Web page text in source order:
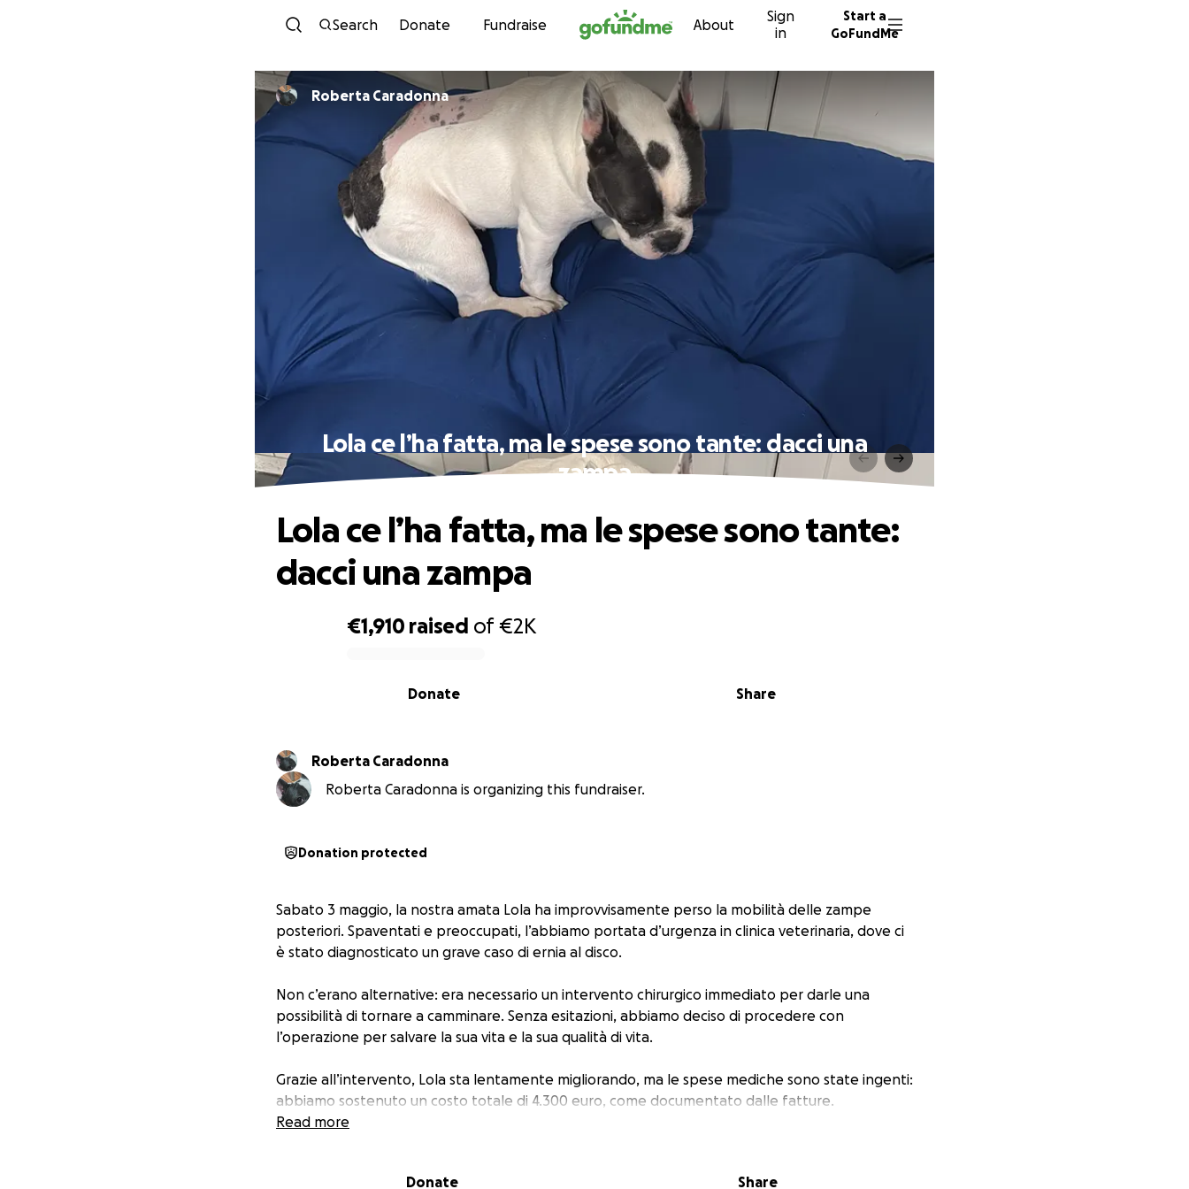
Skip to content
Search Donate Fundraise About
Sign
in
Start a
GoFundMe
Roberta Caradonna
Lola ce l’ha fatta, ma le spese sono tante: dacci una
zampa
€1,910 raised of€2K
Share
Donate
Lola ce l’ha fatta, ma le spese sono tante:
dacci una zampa
Roberta Caradonna
Roberta Caradonna is organizing this fundraiser.
Donation protected
Sabato 3 maggio, la nostra amata Lola ha improvvisamente perso la mobilità delle zampe
posteriori. Spaventati e preoccupati, l’abbiamo portata d’urgenza in clinica veterinaria, dove ci
è stato diagnosticato un grave caso di ernia al disco.
Non c’erano alternative: era necessario un intervento chirurgico immediato per darle una
possibilità di tornare a camminare. Senza esitazioni, abbiamo deciso di procedere con
l’operazione per salvare la sua vita e la sua qualità di vita.
Grazie all’intervento, Lola sta lentamente migliorando, ma le spese mediche sono state ingenti:
abbiamo sostenuto un costo totale di 4.300 euro, come documentato dalle fatture.
spese e permettere a Lola di continuare il suo percorso di recupero.
Read more
Donate Share